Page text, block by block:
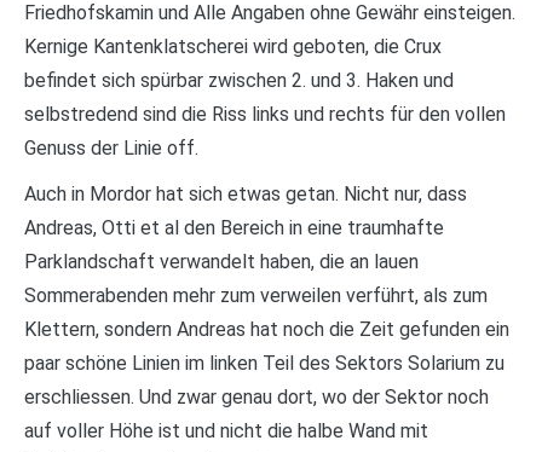
Friedhofskamin und Alle Angaben ohne Gewähr einsteigen.
Kernige Kantenklatscherei wird geboten, die Crux
befindet sich spürbar zwischen 2. und 3. Haken und
selbstredend sind die Riss links und rechts für den vollen
Genuss der Linie off.
Auch in Mordor hat sich etwas getan. Nicht nur, dass
Andreas, Otti et al den Bereich in eine traumhafte
Parklandschaft verwandelt haben, die an lauen
Sommerabenden mehr zum verweilen verführt, als zum
Klettern, sondern Andreas hat noch die Zeit gefunden ein
paar schöne Linien im linken Teil des Sektors Solarium zu
erschliessen. Und zwar genau dort, wo der Sektor noch
auf voller Höhe ist und nicht die halbe Wand mit